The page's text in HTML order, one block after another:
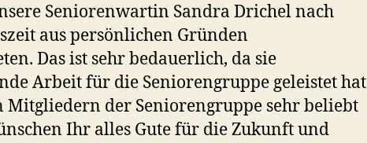
Seniorenwartin Sandra Drichel nach
aus persönlichen Gründen
Das ist sehr bedauerlich, da sie
Arbeit für die Seniorengruppe geleistet hat
Mitgliedern der Seniorengruppe sehr beliebt
Ihr alles Gute für die Zukunft und